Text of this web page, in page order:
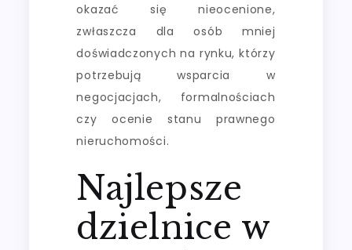
okazać się nieocenione,
zwłaszcza dla osób mniej
doświadczonych na rynku, którzy
potrzebują wsparcia w
negocjacjach, formalnościach
czy ocenie stanu prawnego
nieruchomości.
Najlepsze
dzielnice w